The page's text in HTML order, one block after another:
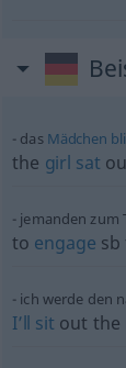
das Mädchen
the girl sat
jemanden zum
to engage sb
ich werde den
I’ll sit out the